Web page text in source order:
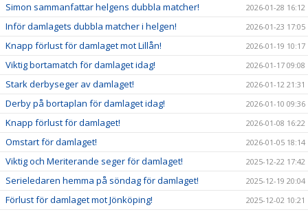
Simon sammanfattar helgens dubbla matcher! 2026-01-28 16:12
Inför damlagets dubbla matcher i helgen! 2026-01-23 17:05
Knapp förlust för damlaget mot Lillån! 2026-01-19 10:17
Viktig bortamatch för damlaget idag! 2026-01-17 09:08
Stark derbyseger av damlaget! 2026-01-12 21:31
Derby på bortaplan för damlaget idag! 2026-01-10 09:36
Knapp förlust för damlaget! 2026-01-08 16:22
Omstart för damlaget! 2026-01-05 18:14
Viktig och Meriterande seger för damlaget! 2025-12-22 17:42
Serieledaren hemma på söndag för damlaget! 2025-12-19 20:04
Förlust för damlaget mot Jönköping! 2025-12-02 10:21